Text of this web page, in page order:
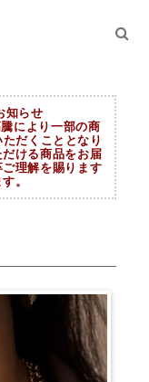
知らせ
により一部の商
だくこととなり
ける商品をお届
理解を賜ります
。